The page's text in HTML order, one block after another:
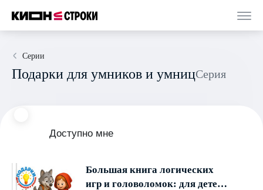
Серии
Подарки для умников и умниц Серия
Доступно мне
Большая книга логических
игр и головоломок: для детей